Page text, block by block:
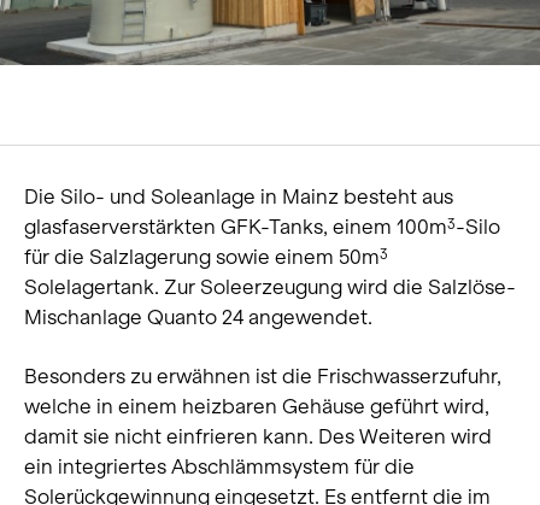
Suche
Die Silo- und Soleanlage in Mainz besteht aus
glasfaserverstärkten GFK-Tanks, einem 100m3-Silo
für die Salzlagerung sowie einem 50m3
Solelagertank. Zur Soleerzeugung wird die Salzlöse-
Mischanlage Quanto 24 angewendet.
Besonders zu erwähnen ist die Frischwasserzufuhr,
welche in einem heizbaren Gehäuse geführt wird,
damit sie nicht einfrieren kann. Des Weiteren wird
ein integriertes Abschlämmsystem für die
Solerückgewinnung eingesetzt. Es entfernt die im